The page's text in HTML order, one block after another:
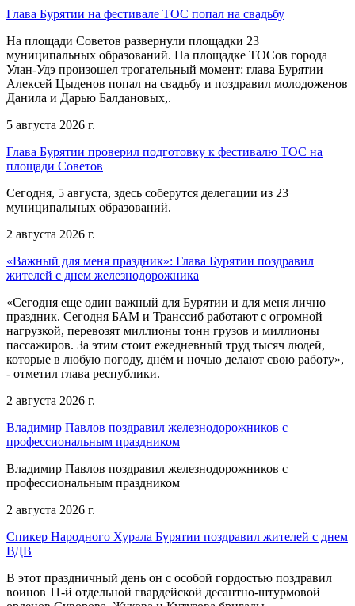
Глава Бурятии на фестивале ТОС попал на свадьбу
На площади Советов развернули площадки 23
муниципальных образований. На площадке ТОСов города
Улан-Удэ произошел трогательный момент: глава Бурятии
Алексей Цыденов попал на свадьбу и поздравил молодоженов
Данила и Дарью Балдановых,.
5 августа 2026 г.
Глава Бурятии проверил подготовку к фестивалю ТОС на
площади Советов
Сегодня, 5 августа, здесь соберутся делегации из 23
муниципальных образований.
2 августа 2026 г.
«Важный для меня праздник»: Глава Бурятии поздравил
жителей с днем железнодорожника
«Сегодня еще один важный для Бурятии и для меня лично
праздник. Сегодня БАМ и Транссиб работают с огромной
нагрузкой, перевозят миллионы тонн грузов и миллионы
пассажиров. За этим стоит ежедневный труд тысяч людей,
которые в любую погоду, днём и ночью делают свою работу»,
- отметил глава республики.
2 августа 2026 г.
Владимир Павлов поздравил железнодорожников с
профессиональным праздником
Владимир Павлов поздравил железнодорожников с
профессиональным праздником
2 августа 2026 г.
Спикер Народного Хурала Бурятии поздравил жителей с днем
ВДВ
В этот праздничный день он с особой гордостью поздравил
воинов 11-й отдельной гвардейской десантно-штурмовой